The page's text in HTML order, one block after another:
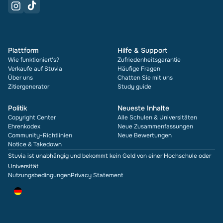
Plattform
Wie funktioniert's?
Verkaufe auf Stuvia
Über uns
Zitiergenerator
Hilfe & Support
Zufriedenheitsgarantie
Häufige Fragen
Chatten Sie mit uns
Study guide
Politik
Copyright Center
Ehrenkodex
Community-Richtlinien
Notice & Takedown
Neueste Inhalte
Alle Schulen & Universitäten
Neue Zusammenfassungen
Neue Bewertungen
Stuvia ist unabhängig und bekommt kein Geld von einer Hochschule oder
Universität
NutzungsbedingungenPrivacy Statement